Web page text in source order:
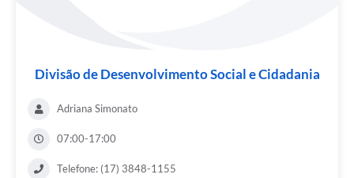
Divisão de Desenvolvimento Social e Cidadania
Adriana Simonato
07:00-17:00
Telefone: (17) 3848-1155